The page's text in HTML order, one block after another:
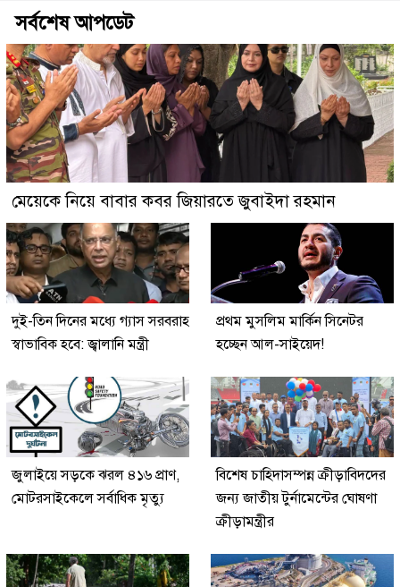
সর্বশেষ আপডেট
মেয়েকে নিয়ে বাবার কবর জিয়ারতে জুবাইদা রহমান
দুই-তিন দিনের মধ্যে গ্যাস সরবরাহ
স্বাভাবিক হবে: জ্বালানি মন্ত্রী
প্রথম মুসলিম মার্কিন সিনেটর
হচ্ছেন আল-সাইয়েদ!
জুলাইয়ে সড়কে ঝরল ৪১৬ প্রাণ,
মোটরসাইকেলে সর্বাধিক মৃত্যু
বিশেষ চাহিদাসম্পন্ন ক্রীড়াবিদদের
জন্য জাতীয় টুর্নামেন্টের ঘোষণা
ক্রীড়ামন্ত্রীর